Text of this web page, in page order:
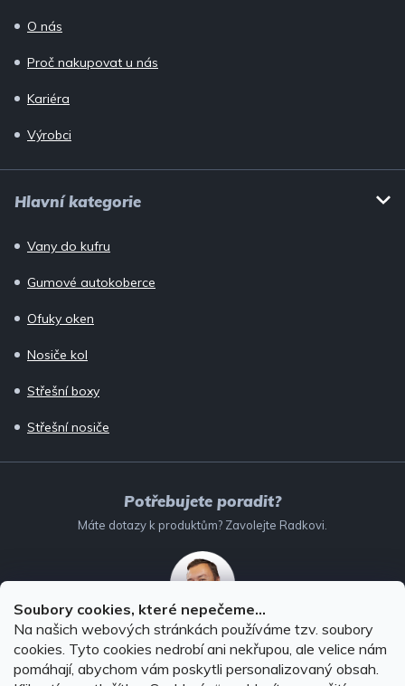
Soubory cookies, které nepečeme...
Na našich webových stránkách používáme tzv. soubory
cookies. Tyto cookies nedrobí ani nekřupou, ale velice nám
pomáhají, abychom vám poskytli personalizovaný obsah.
O nás
Proč nakupovat u nás
Kariéra
Výrobci
Hlavní kategorie
Vany do kufru
Gumové autokoberce
Ofuky oken
Nosiče kol
Střešní boxy
Střešní nosiče
Potřebujete poradit?
Máte dotazy k produktům? Zavolejte Radkovi.
732 147 896 (Po–Pá: 8–16:00)
info@autodoplnky-obchod.cz